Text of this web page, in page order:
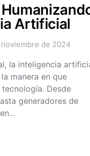
Artificial
noviembre de 2024
la inteligencia
manera en que
Desde
generadores de